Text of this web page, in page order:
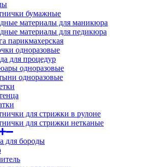
бумажные
материалы для маникюра
материалы для педикюра
парикмахерская
одноразовые
для процедур
одноразовые
одноразовые
для стрижки в рулоне
для стрижки нетканые
для бороды